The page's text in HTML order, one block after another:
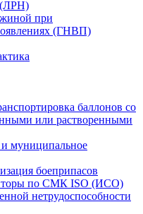
(ЛРН)
при
(ГНВП)
баллонов со
или растворенными
и муниципальное
боеприпасов
по СМК ISO (ИСО)
нетрудоспособности